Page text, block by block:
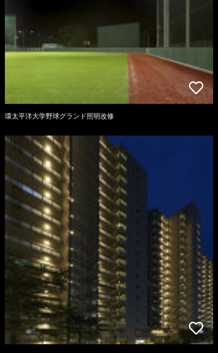
環太平洋大学野球グランド照明改修